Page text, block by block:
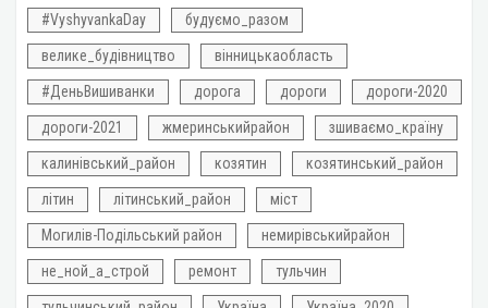
#VyshyvankaDay будуємо_разом
велике_будівництво вінницькаобласть
#ДеньВишиванки дорога дороги дороги-2020
дороги-2021 жмеринськийрайон зшиваємо_країну
калинівський_район козятин козятинський_район
літин літинський_район міст
Могилів-Подільський район немирівськийрайон
не_ной_а_строй ремонт тульчин